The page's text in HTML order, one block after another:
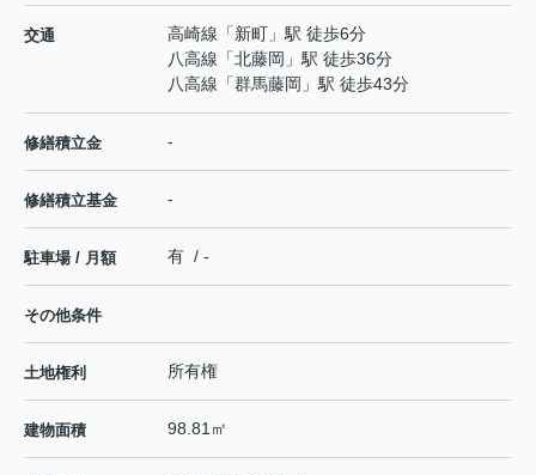
交通 高崎線 「新町 」駅 徒歩6分
八高線 「北藤岡 」駅 徒歩36分
八高線 「群馬藤岡 」駅 徒歩43分
修繕積立金 -
修繕積立基金 -
駐車場 / 月額 有 / -
その他条件
土地権利 所有権
建物面積 98.81㎡